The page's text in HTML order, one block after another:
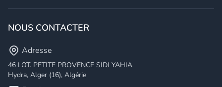
NOUS CONTACTER
Adresse
46 LOT. PETITE PROVENCE SIDI YAHIA
Hydra, Alger (16), Algérie